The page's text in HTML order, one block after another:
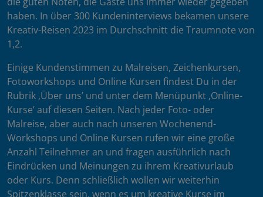
haben. In über 300 Kundeninterviews bekamen unsere
Kreativ-Reisen 2023 im Durchschnitt die Traumnote von
1,2.
Einige Kundenstimmen zu Malreisen, Zeichenkursen,
Fotoworkshops und Online Kursen findest Du in der
Rubrik ‚Über uns’ und unter dem Menüpunkt ‚Online-
Kurse’ auf diesen Seiten. Nach jeder Foto- oder
Malreise, aber auch nach unseren Wochenend-
Workshops und Online Kursen rufen wir eine große
Anzahl Teilnehmer an und fragen ausführlich nach
Eindrücken und Meinungen zu ihrem Kreativurlaub
oder Kurs. Denn schließlich wollen wir weiterhin
Spitzenklasse sein, wenn es um kreative Kurse im